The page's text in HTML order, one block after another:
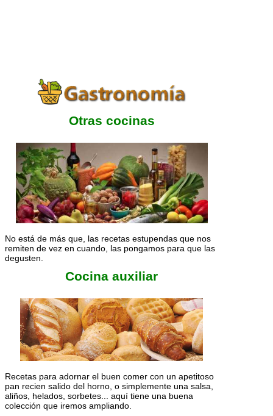
Otras cocinas
No está de más que, las recetas estupendas que nos
remiten de vez en cuando, las pongamos para que las
degusten.
Cocina auxiliar
Recetas para adornar el buen comer con un apetitoso
pan recien salido del horno, o simplemente una salsa,
aliños, helados, sorbetes... aquí tiene una buena
colección que iremos ampliando.